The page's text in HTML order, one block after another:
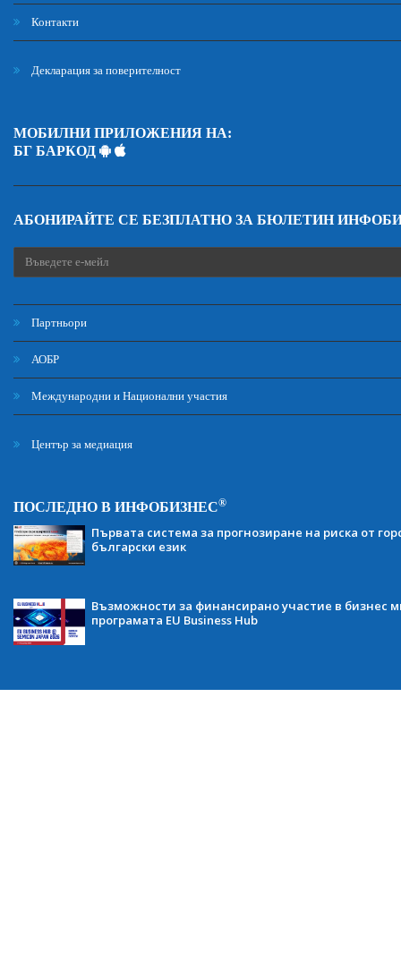
Контакти
Декларация за поверителност
МОБИЛНИ ПРИЛОЖЕНИЯ НА:
БГ БАРКОД
АБОНИРАЙТЕ СЕ БЕЗПЛАТНО ЗА БЮЛЕТИН
Партньори
АОБР
Международни и Национални участия
Център за медиация
ПОСЛЕДНО В ИНФОБИЗНЕС®
Първата система за прогнозиране на риска от
български език
Възможности за финансирано участие в бизнес
програмата EU Business Hub